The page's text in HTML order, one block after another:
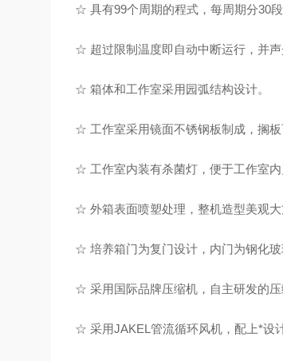
☆ 具有99个周期的程式，每周期分30
☆ 超过限制温度即自动中断运行，并声
☆ 箱体和工作室采用园弧结构设计。
☆ 工作室采用镜面不锈钢板制成，搁板
☆ 工作室内装有杀菌灯，便于工作室内
☆ 外箱表面喷塑处理，整机造型美观大
☆ 培养箱门为复门设计，内门为钢化
☆ 采用国际品牌压缩机，自主研发的压
☆ 采用JAKEL管流循环风机，配上*设